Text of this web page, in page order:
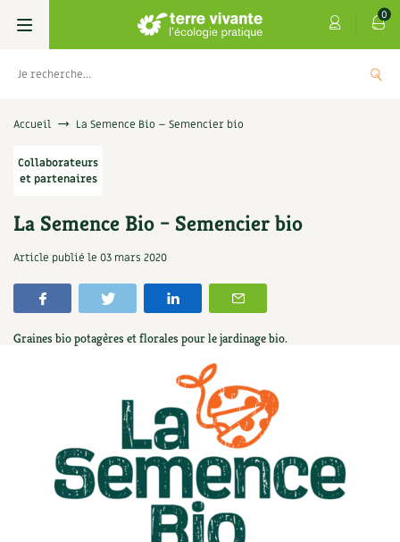
0
Livres
Permaculture, Jardin bio
Verger, arbres
Petit élevage
Biodiversité
Autonomie, bricolage
Les 4 saisons
Se réabonner
Offrir un abonnement
Les numéros
Archives
Soutenez Les 4 Saisons
Graines, semences
Potagères
Aromatiques
Originales
Cartes cadeau
Centre Terre vivante
Découvrir le Centre
Visiter en famille, entre amis
Programme 2026 du Centre Terre vivante
Avec les enfants
Infos & conseils
Calendrier des travaux du jardin
Carte climatique
Édito des4 saisons
Manifeste pour la planète
Accueil La Semence Bio – Semencier bio
Collaborateurs
et partenaires
La Semence Bio – Semencier bio
Article publié le 03 mars 2020
Graines bio potagères et florales pour le jardinage bio.
vivante : Les